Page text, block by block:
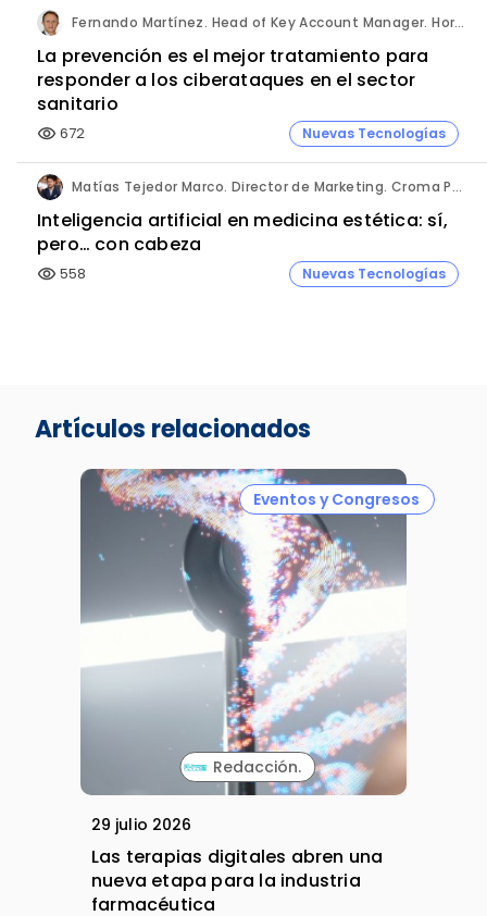
Fernando Martínez. Head of Key Account Manager. Hornetsecurity.
La prevención es el mejor tratamiento para
responder a los ciberataques en el sector
sanitario
visibility 672 Nuevas Tecnologías
Matías Tejedor Marco. Director de Marketing. Croma Pharma Iberia.
Inteligencia artificial en medicina estética: sí,
pero… con cabeza
visibility 558 Nuevas Tecnologías
Artículos relacionados
Eventos y Congresos
Redacción.
29 julio 2026
Las terapias digitales abren una
nueva etapa para la industria
farmacéutica